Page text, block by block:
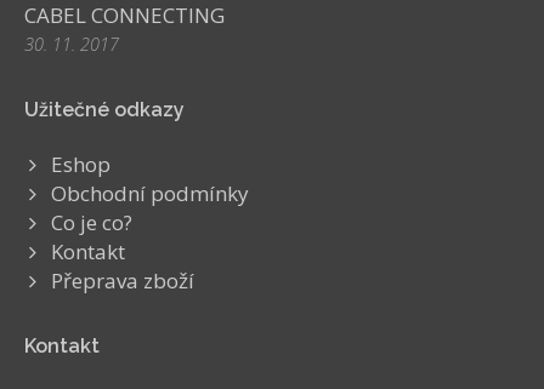
CABEL CONNECTING
30. 11. 2017
Užitečné odkazy
Eshop
Obchodní podmínky
Co je co?
Kontakt
Přeprava zboží
Kontakt